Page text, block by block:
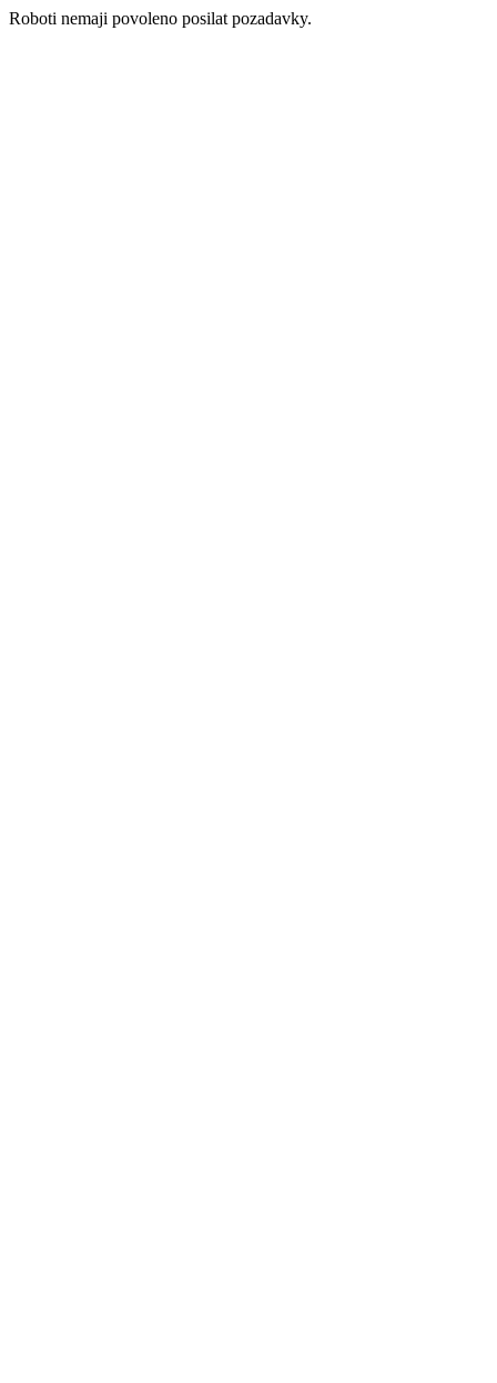
Roboti nemaji povoleno posilat pozadavky.